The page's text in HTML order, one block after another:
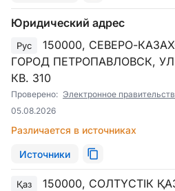
Юридический адрес
Рус
150000, СЕВЕРО-
ГОРОД ПЕТРОПАВЛОВСК,
КВ. 310
Проверено: Электронное
05.08.2026
Различается в источниках
Источники
Қаз
150000, СОЛТҮСТІК